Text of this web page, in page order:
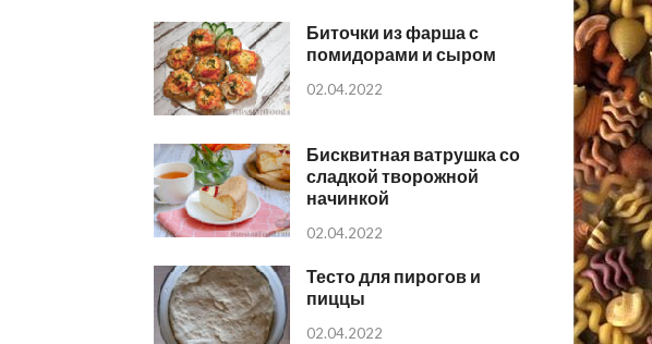
Биточки из фарша с
помидорами и сыром
02.04.2022
Бисквитная ватрушка со
сладкой творожной
начинкой
02.04.2022
Тесто для пирогов и
пиццы
02.04.2022